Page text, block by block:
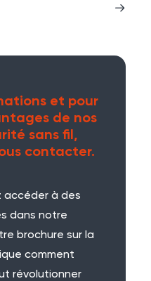
et pour
de nos
sans fil,
contacter.
accéder à des
dans notre
brochure sur la
comment
révolutionner